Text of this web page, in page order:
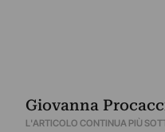
Giovanna
L'ARTICOLO CONTINUA PIÙ